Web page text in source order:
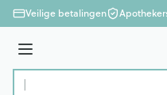
Ga naar de inhoud
Veilige betalingen
Menu
Product, merk, categorie...